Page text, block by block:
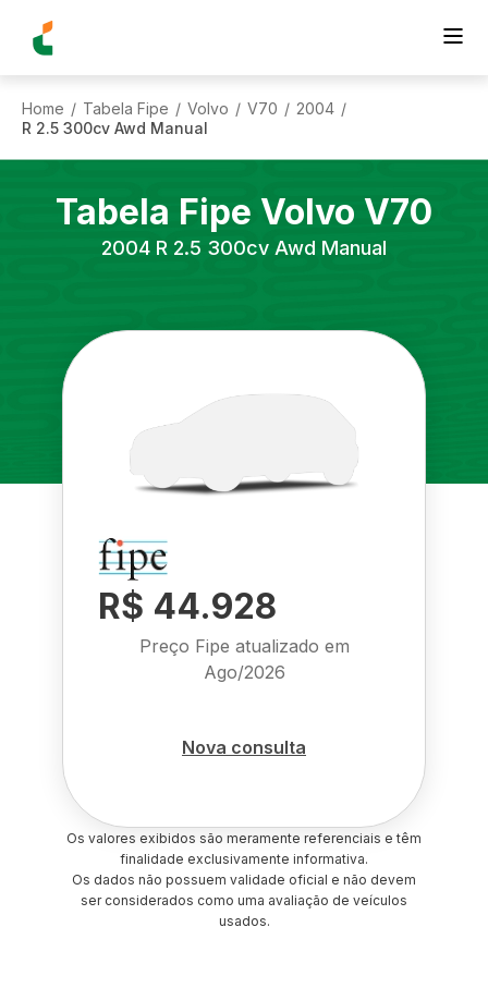
Home / Tabela Fipe / Volvo / V70 / 2004 /
R 2.5 300cv Awd Manual
Tabela Fipe Volvo V70
2004 R 2.5 300cv Awd Manual
R$ 44.928
Preço Fipe atualizado em
Ago/2026
Nova consulta
Os valores exibidos são meramente referenciais e têm
finalidade exclusivamente informativa.
Os dados não possuem validade oficial e não devem
ser considerados como uma avaliação de veículos
usados.